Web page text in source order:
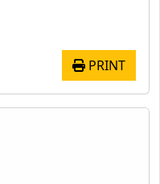
PRINT